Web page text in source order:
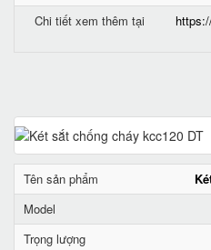
Chi tiết xem thêm tại
Tên sản phẩm
Model
Trọng lượng